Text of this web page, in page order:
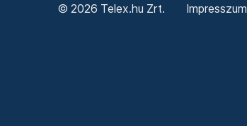
© 2026 Telex.hu Zrt. Impresszum